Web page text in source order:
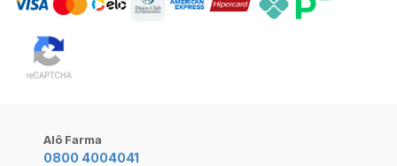
Alô Farma
0800 4004041